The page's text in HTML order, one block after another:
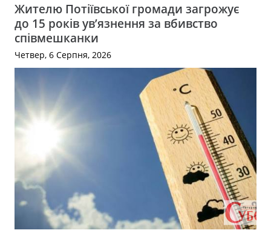
Жителю Потіївської громади загрожує
до 15 років ув’язнення за вбивство
співмешканки
Четвер, 6 Серпня, 2026